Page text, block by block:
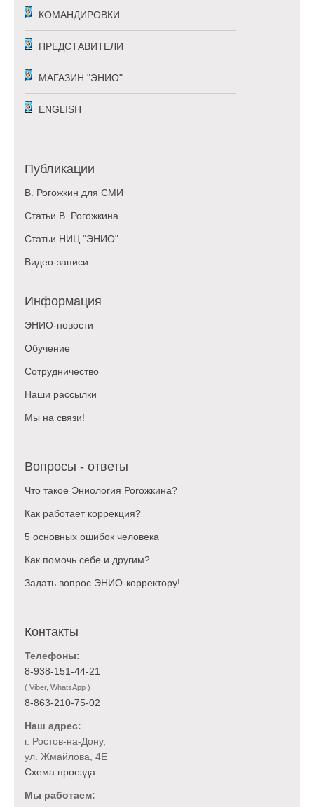
КОМАНДИРОВКИ
ПРЕДСТАВИТЕЛИ
МАГАЗИН "ЭНИО"
ENGLISH
Публикации
В. Рогожкин для СМИ
Статьи В. Рогожкина
Статьи НИЦ "ЭНИО"
Видео-записи
Информация
ЭНИО-новости
Обучение
Сотрудничество
Наши рассылки
Мы на связи!
Вопросы - ответы
Что такое Эниология Рогожкина?
Как работает коррекция?
5 основных ошибок человека
Как помочь себе и другим?
Задать вопрос ЭНИО-корректору!
Контакты
Телефоны:
8-938-151-44-21
( Viber, WhatsApp )
8-863-210-75-02
Наш адрес:
г. Ростов-на-Дону,
ул. Жмайлова, 4Е
Схема проезда
Мы работаем: